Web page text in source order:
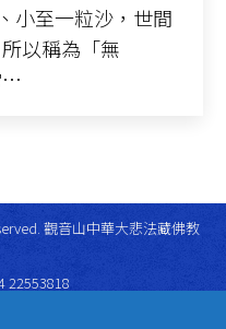
小至一粒沙，世間
以稱為「無
…
觀音山中華大悲法藏佛教
22553818